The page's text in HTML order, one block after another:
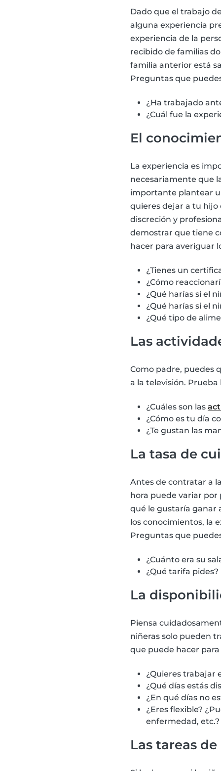
Dado que el trabajo
alguna experiencia
experiencia de la
recibido de familias
familia anterior está
Preguntas que
¿Ha trabajado
¿Cuál fue la
El
La experiencia es
necesariamente que
importante plantear
quieres dejar a tu hijo
discreción y
demostrar que tiene
hacer para averiguar
¿Tienes un
¿Cómo
¿Qué harías si el
¿Qué harías si el
¿Qué tipo de
Las
Como padre, puedes
a la televisión.
¿Cuáles son las
¿Cómo es tu día
¿Te gustan las
La tasa de
Antes de contratar a
hora puede variar
qué le gustaría ganar
los conocimientos, la
Preguntas que
¿Cuánto era su
¿Qué tarifa pides?
La
Piensa
niñeras solo pueden
que puede hacer
¿Quieres trabajar
¿Qué días estás
¿En qué días no
¿Eres flexible?
enfermedad, etc.?
Las tareas